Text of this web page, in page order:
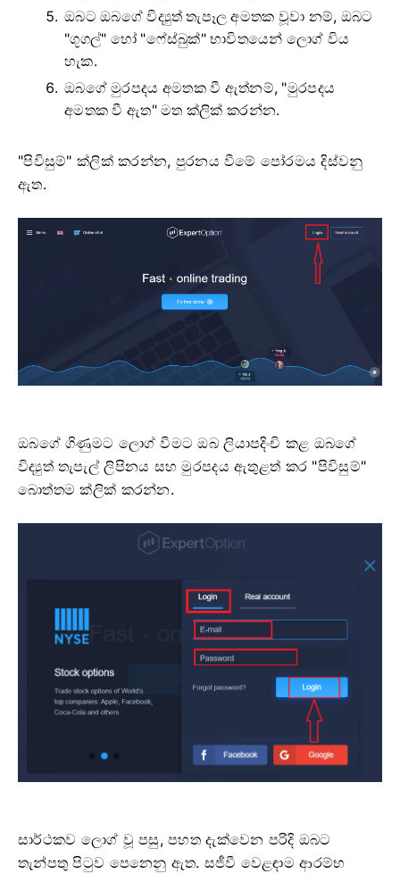
ඔබට ඔබගේ විද්‍යුත් තැපෑල අමතක වූවා නම්, ඔබට
"ගූගල්" හෝ "ෆේස්බුක්" භාවිතයෙන් ලොග් විය
හැක.
ඔබගේ මුරපදය අමතක වී ඇත්නම්, "මුරපදය
අමතක වී ඇත" මත ක්ලික් කරන්න.
"පිවිසුම්" ක්ලික් කරන්න, පුරනය වීමේ පෝරමය දිස්වනු
ඇත.
ඔබගේ ගිණුමට ලොග් වීමට ඔබ ලියාපදිංචි කළ ඔබගේ
විද්‍යුත් තැපැල් ලිපිනය සහ මුරපදය ඇතුළත් කර "පිවිසුම්"
බොත්තම ක්ලික් කරන්න.
සාර්ථකව ලොග් වූ පසු, පහත දැක්වෙන පරිදි ඔබට
තැන්පතු පිටුව පෙනෙනු ඇත. සජීවී වෙළඳාම ආරම්භ